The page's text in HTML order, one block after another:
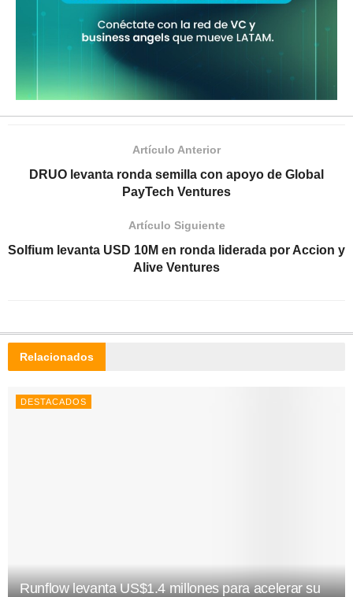
Artículo Anterior
DRUO levanta ronda semilla con apoyo de Global
PayTech Ventures
Artículo Siguiente
Solfium levanta USD 10M en ronda liderada por Accion y
Alive Ventures
Relacionados
DESTACADOS
Runflow levanta US$1.4 millones para acelerar su